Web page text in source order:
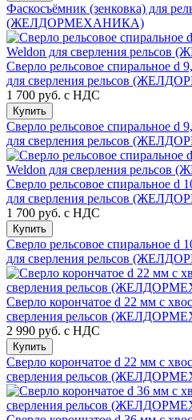
Фаскосъёмник (зенковка) для
(ЖЕЛДОРМЕХАНИКА)
Сверло рельсовое спиральное d
для сверления рельсов
1 700 руб. с НДС
Купить
Сверло рельсовое спиральное d
для сверления рельсов
Сверло рельсовое спиральное d
для сверления рельсов
1 700 руб. с НДС
Купить
Сверло рельсовое спиральное d
для сверления рельсов
Сверло корончатое d 22 мм с
сверления рельсов
2 990 руб. с НДС
Купить
Сверло корончатое d 22 мм с
сверления рельсов